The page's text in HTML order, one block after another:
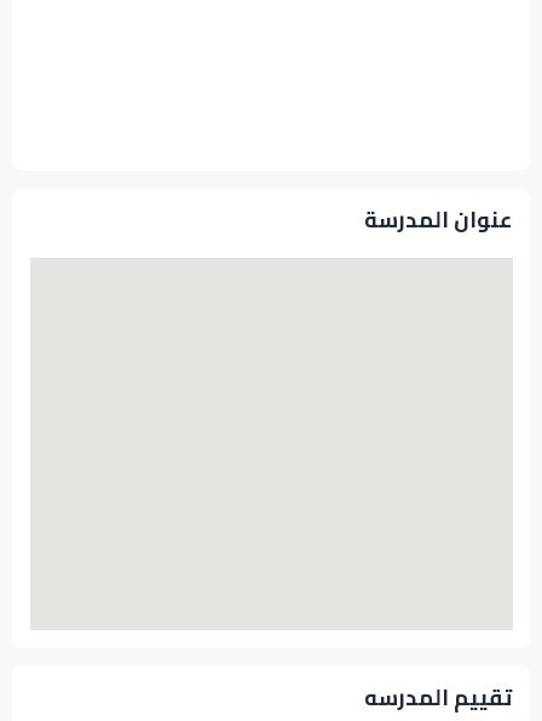
عنوان المدرسة
تقييم المدرسه